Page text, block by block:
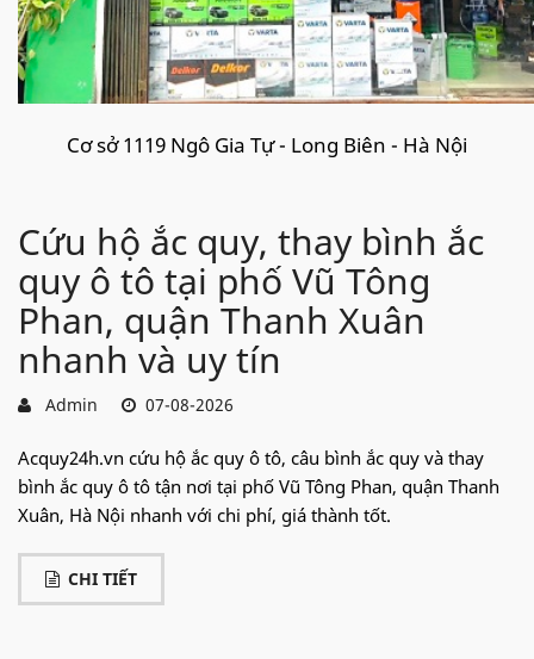
Cơ sở 1119 Ngô Gia Tự - Long Biên - Hà Nội
Cứu hộ ắc quy, thay bình ắc
quy ô tô tại phố Vũ Tông
Phan, quận Thanh Xuân
nhanh và uy tín
Admin 07-08-2026
Acquy24h.vn cứu hộ ắc quy ô tô, câu bình ắc quy và thay
bình ắc quy ô tô tận nơi tại phố Vũ Tông Phan, quận Thanh
Xuân, Hà Nội nhanh với chi phí, giá thành tốt.
CHI TIẾT